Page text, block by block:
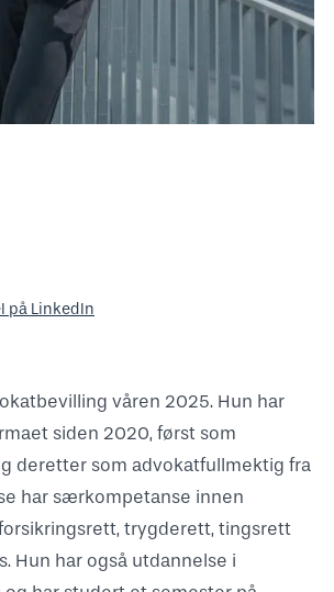
på LinkedIn
våren 2025. Hun har
siden 2020, først som
deretter som advokatfullmektig fra
har særkompetanse innen
trygderett, tingsrett
Hun har også utdannelse i